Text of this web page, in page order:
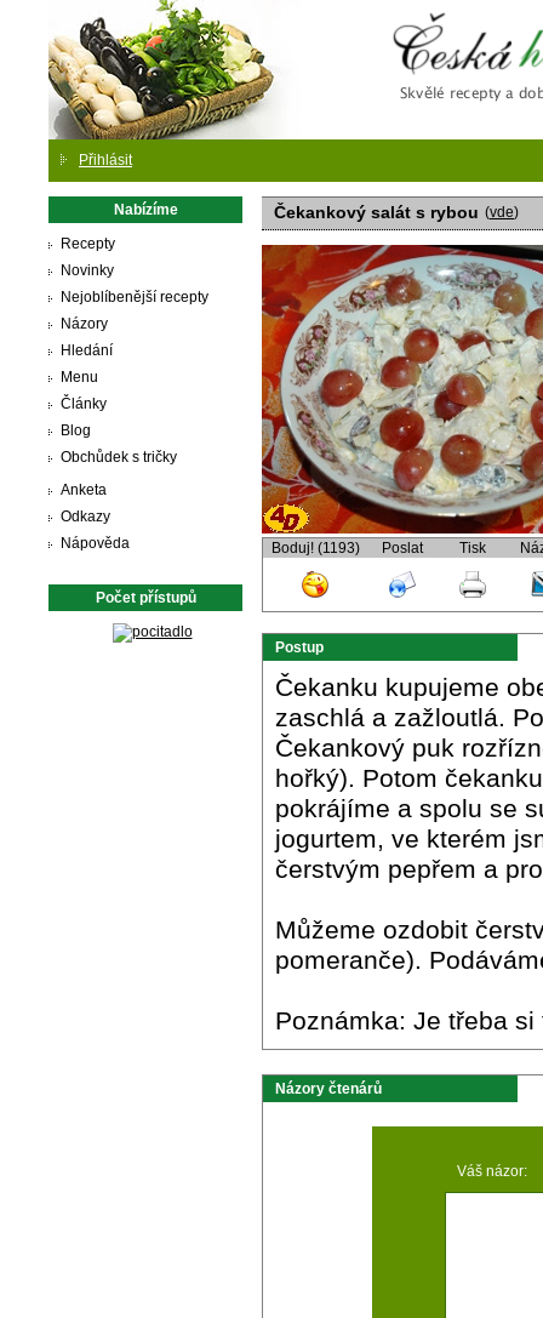
Přihlásit
Nabízíme
Recepty
Novinky
Nejoblíbenější recepty
Názory
Hledání
Menu
Články
Blog
Obchůdek s tričky
Anketa
Odkazy
Nápověda
Počet přístupů
Čekankový salát s rybou (vde)
Boduj! (1193) Poslat Tisk
Postup
Čekanku kupujeme
zaschlá a zažloutlá.
Čekankový puk
hořký). Potom
pokrájíme a spolu se
jogurtem, ve kterém
čerstvým pepřem a
Můžeme ozdobit
pomeranče).
Poznámka: Je třeba
Názory čtenárů
Váš názor: